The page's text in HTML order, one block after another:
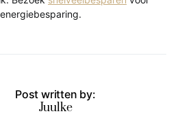
Post written by:
Juulke